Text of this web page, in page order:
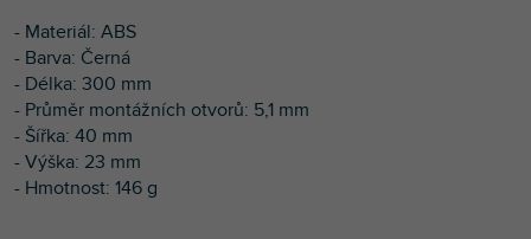
- Materiál: ABS
- Barva: Černá
- Délka: 300 mm
- Průměr montážních otvorů: 5,1 mm
- Šířka: 40 mm
- Výška: 23 mm
- Hmotnost: 146 g